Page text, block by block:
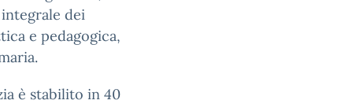
dei
e pedagogica,
è stabilito in 40